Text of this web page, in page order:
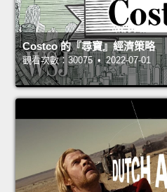
Costco 的『尋寶』經濟策略
觀看次數：30075 • 2022-07-01